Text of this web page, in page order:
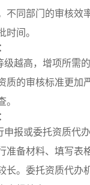
不同部门的审核效
时间。
级越高，增项所需
质的审核标准更加
。
报或委托资质代
准备材料、填写表
长。委托资质代办